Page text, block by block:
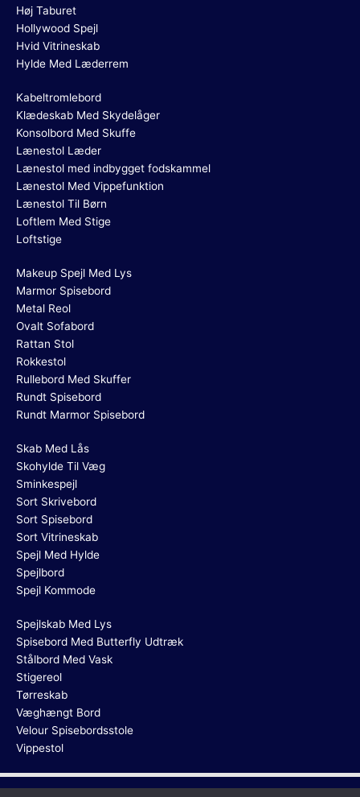
Høj Taburet
Hollywood Spejl
Hvid Vitrineskab
Hylde Med Læderrem
Kabeltromlebord
Klædeskab Med Skydelåger
Konsolbord Med Skuffe
Lænestol Læder
Lænestol med indbygget fodskammel
Lænestol Med Vippefunktion
Lænestol Til Børn
Loftlem Med Stige
Loftstige
Makeup Spejl Med Lys
Marmor Spisebord
Metal Reol
Ovalt Sofabord
Rattan Stol
Rokkestol
Rullebord Med Skuffer
Rundt Spisebord
Rundt Marmor Spisebord
Skab Med Lås
Skohylde Til Væg
Sminkespejl
Sort Skrivebord
Sort Spisebord
Sort Vitrineskab
Spejl Med Hylde
Spejlbord
Spejl Kommode
Spejlskab Med Lys
Spisebord Med Butterfly Udtræk
Stålbord Med Vask
Stigereol
Tørreskab
Væghængt Bord
Velour Spisebordsstole
Vippestol